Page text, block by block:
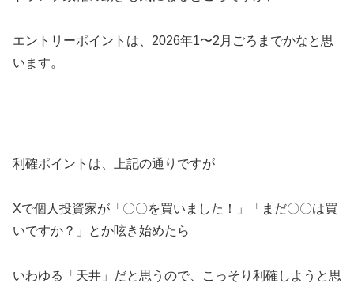
エントリーポイントは、2026年1〜2月ごろまでかなと思
います。
利確ポイントは、上記の通りですが
Xで個人投資家が「〇〇を買いました！」「まだ〇〇は買
いですか？」とか呟き始めたら
いわゆる「天井」だと思うので、こっそり利確しようと思